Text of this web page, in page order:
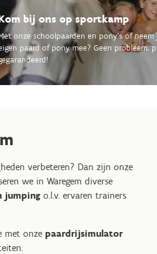
bij ons op sportkamp
onze schoolpaarden en pony's of neem
paard of pony mee? Geen probleem,
verbeteren? Dan zijn onze
we in Waregem diverse
jumping o.l.v. ervaren trainers
met onze paardrijsimulator